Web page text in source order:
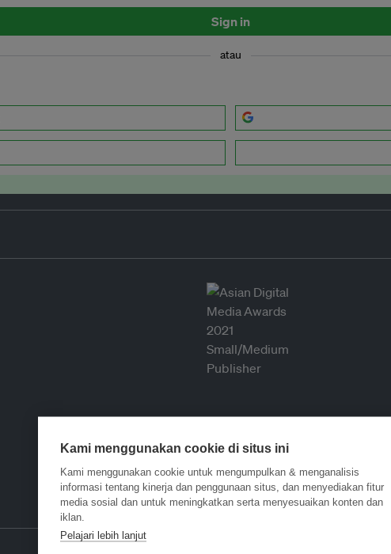
Sign in
atau
Kami menggunakan cookie di situs ini
Kami menggunakan cookie untuk mengumpulkan & menganalisis
informasi tentang kinerja dan penggunaan situs, dan menyediakan fitur
media sosial dan untuk meningkatkan serta menyesuaikan konten dan
iklan.
Pelajari lebih lanjut